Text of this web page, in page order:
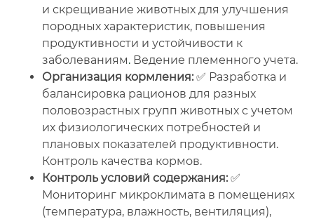
и скрещивание животных для улучшения
породных характеристик, повышения
продуктивности и устойчивости к
заболеваниям. Ведение племенного учета.
Организация кормления:✅ Разработка и
балансировка рационов для разных
половозрастных групп животных с учетом
их физиологических потребностей и
плановых показателей продуктивности.
Контроль качества кормов.
Контроль условий содержания:✅
Мониторинг микроклимата в помещениях
(температура, влажность, вентиляция),